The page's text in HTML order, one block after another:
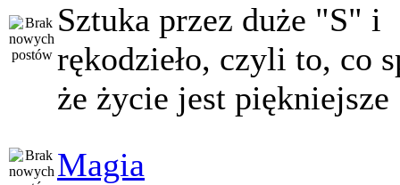
Sztuka przez duże "S" i
rękodzieło, czyli to, co
że życie jest piękniejsze
Magia